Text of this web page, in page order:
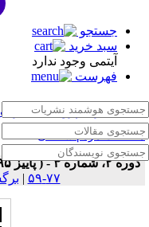
جستجو
سبد خرید
آیتمی وجود ندارد
فهرست
انتشارات پژوهشگاه
مردم شناختی
دوره ۲، شماره ۳ - ( پاییز ۱۳۹۵ )
۷۷-۵۹
|